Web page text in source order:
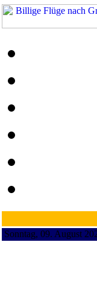
Sonntag, 09. August